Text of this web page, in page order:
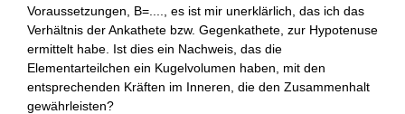
Voraussetzungen, B=...., es ist mir unerklärlich, das ich das
Verhältnis der Ankathete bzw. Gegenkathete, zur Hypotenuse
ermittelt habe. Ist dies ein Nachweis, das die
Elementarteilchen ein Kugelvolumen haben, mit den
entsprechenden Kräften im Inneren, die den Zusammenhalt
gewährleisten?